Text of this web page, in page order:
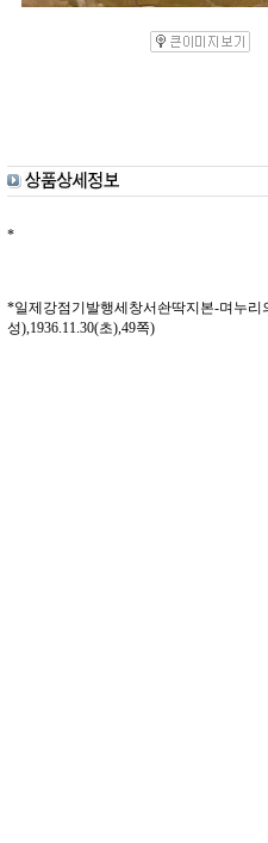
*
*일제강점기발행세창서솬딱지본-며누
성),1936.11.30(초),49쪽)